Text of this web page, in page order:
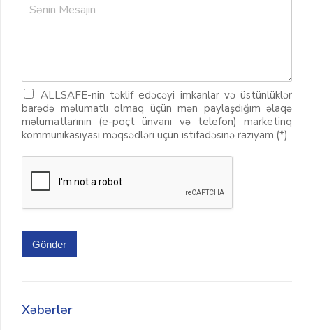
ALLSAFE-nin təklif edəcəyi imkanlar və üstünlüklər
barədə məlumatlı olmaq üçün mən paylaşdığım əlaqə
məlumatlarının (e-poçt ünvanı və telefon) marketinq
kommunikasiyası məqsədləri üçün istifadəsinə razıyam.(*)
Gönder
Xəbərlər